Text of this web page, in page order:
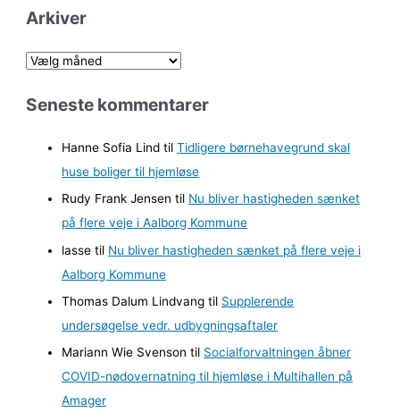
Arkiver
A
k
Seneste kommentarer
Hanne Sofia Lind tilTidligere børnehavegrund skal
huse boliger til hjemløse
Rudy Frank Jensen til Nu bliver hastigheden sænket
på flere veje i Aalborg Kommune
lasse til Nu bliver hastigheden sænket på flere veje i
Aalborg Kommune
Thomas Dalum Lindvang til Supplerende
undersøgelse vedr. udbygningsaftaler
Mariann Wie Svenson til Socialforvaltningen åbner
COVID-nødovernatning til hjemløse i Multihallen på
Amager